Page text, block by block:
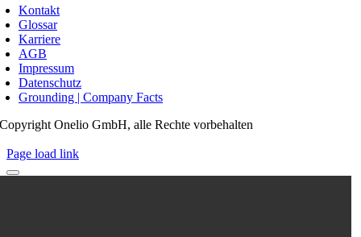
Kontakt
Glossar
Karriere
AGB
Impressum
Datenschutz
Grounding | Company Facts
Onelio GmbH, alle Rechte vorbehalten
Page load link